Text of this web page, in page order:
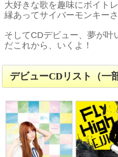
大好きな歌を趣味にボイト
縁あってサイバーモンキー
そしてCDデビュー、夢が叶
だこれから、いくよ！
デビューCDリスト（一